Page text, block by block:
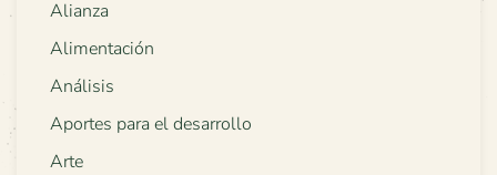
Alianza
Alimentación
Análisis
Aportes para el desarrollo
Arte